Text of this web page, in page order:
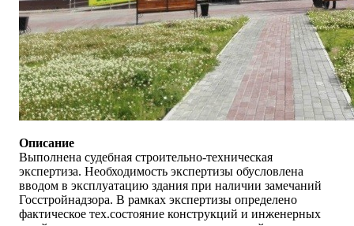
Описание
Выполнена судебная строительно-техническая
экспертиза. Необходимость экспертизы обусловлена
вводом в эксплуатацию здания при наличии замечаний
Госстройнадзора. В рамках экспертизы определено
фактическое тех.состояние конструкций и инженерных